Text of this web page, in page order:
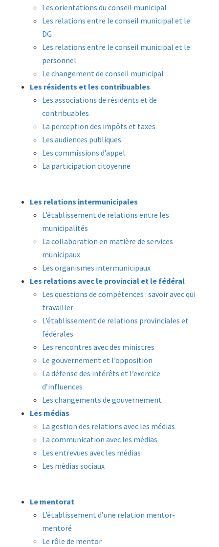
Les orientations du conseil municipal
Les relations entre le conseil municipal et le
DG
Les relations entre le conseil municipal et le
personnel
Le changement de conseil municipal
Les résidents et les contribuables
Les associations de résidents et de
contribuables
La perception des impôts et taxes
Les audiences publiques
Les commissions d’appel
La participation citoyenne
Les relations intermunicipales
L’établissement de relations entre les
municipalités
La collaboration en matière de services
municipaux
Les organismes intermunicipaux
Les relations avec le provincial et le fédéral
Les questions de compétences : savoir avec qui
travailler
L’établissement de relations provinciales et
fédérales
Les rencontres avec des ministres
Le gouvernement et l’opposition
La défense des intérêts et l’exercice
d’influences
Les changements de gouvernement
Les médias
La gestion des relations avec les médias
La communication avec les médias
Les entrevues avec les médias
Les médias sociaux
Le mentorat
L’établissement d’une relation mentor-
mentoré
Le rôle de mentor